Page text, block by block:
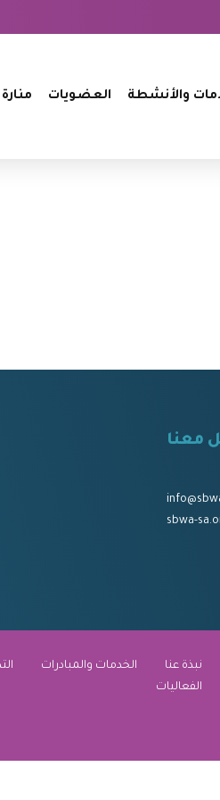
والأنشطة العضويات
معنا
sbwa-
نبذة عنا الخدمات والمبادرات
الفعاليات